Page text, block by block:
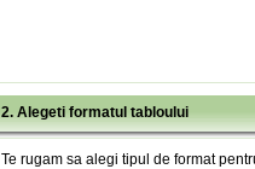
2. Alegeti formatul tabloului
Te rugam sa alegi tipul de format